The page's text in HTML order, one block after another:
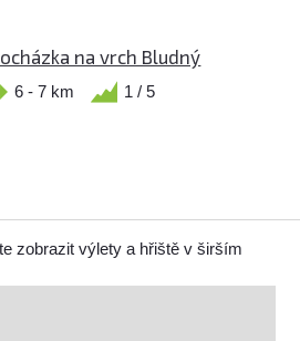
na vrch Bludný
6 - 7 km 1 / 5
zobrazit výlety a hřiště v širším